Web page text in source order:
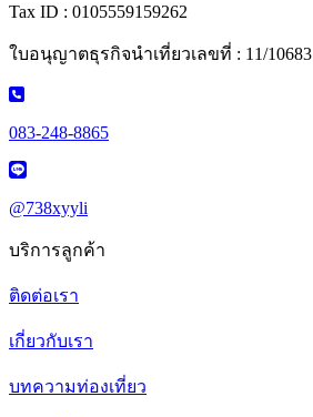
Tax ID : 0105559159262
ใบอนุญาตธุรกิจนำเที่ยวเลขที่ : 11/10683
083-248-8865
@738xyyli
บริการลูกค้า
ติดต่อเรา
เกี่ยวกับเรา
บทความท่องเที่ยว